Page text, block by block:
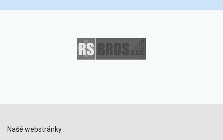
Našé webstránky :